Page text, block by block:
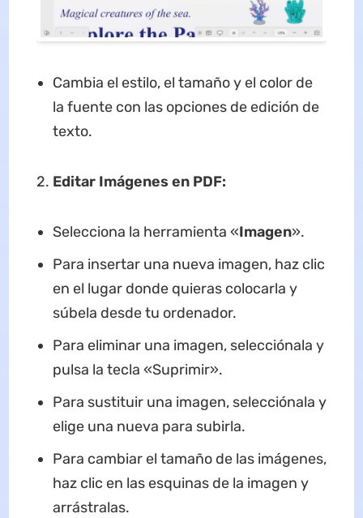
Cambia el estilo, el tamaño y el color de
la fuente con las opciones de edición de
texto.
2. Editar Imágenes en PDF:
Selecciona la herramienta «Imagen».
Para insertar una nueva imagen, haz clic
en el lugar donde quieras colocarla y
súbela desde tu ordenador.
Para eliminar una imagen, selecciónala y
pulsa la tecla «Suprimir».
Para sustituir una imagen, selecciónala y
elige una nueva para subirla.
Para cambiar el tamaño de las imágenes,
haz clic en las esquinas de la imagen y
arrástralas.